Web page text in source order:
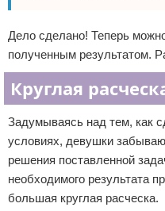
Дело сделано! Теперь
полученным результатом.
Круглая
Задумываясь над тем, как
условиях, девушки
решения поставленной
необходимого результата
большая круглая расческа.